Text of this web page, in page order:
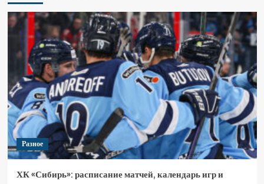
Разное
ХК «Сибирь»: расписание матчей, календарь игр и